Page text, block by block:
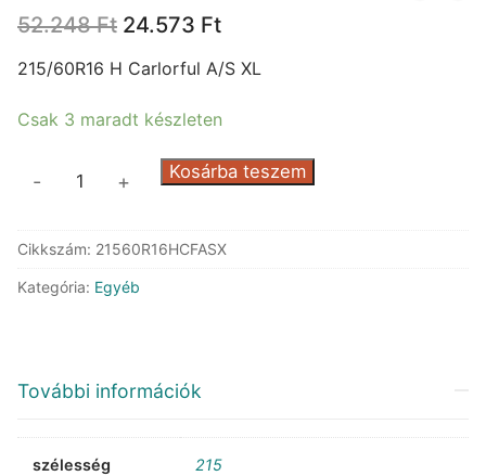
52.248Ft Original
was:
24.573 FtCurrent
is:
215/60R16 H Carlorful A/S XL
Csak 3 maradt készleten
XL
mennyiség
- + Kosárba teszem
Cikkszám: 21560R16HCFASX
Kategória: Egyéb
További információk
szélesség 215